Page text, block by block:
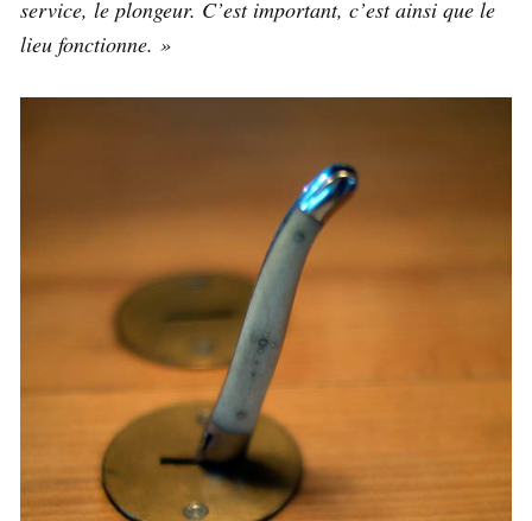
service, le plongeur. C’est important, c’est ainsi que le
lieu fonctionne. »